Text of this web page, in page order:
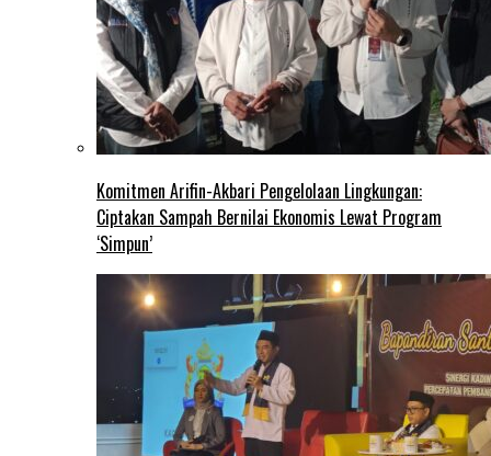
Komitmen Arifin-Akbari Pengelolaan Lingkungan:
Ciptakan Sampah Bernilai Ekonomis Lewat Program
‘Simpun’